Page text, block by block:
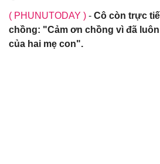
( PHUNUTODAY ) - Cô còn trực
chồng: "Cảm ơn chồng vì đã
của hai mẹ con".